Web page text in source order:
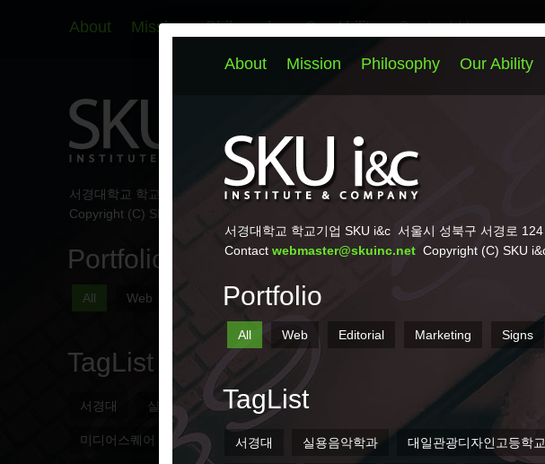
About Mission Philosophy Our Ability Contact Us
서경대학교 학교기업 SKU i&c 서울시 성북구 서경로 124 서경대학교 은주1관 101호
Copyright (C) SKU i&c All Rights Reserved.
Portfolio
All Web Editorial Marketing
TagList
서경대 실용음악학과 대일관광디자인고등학교 평생교육원
미디어스퀘어 SKUinc웹툰 SKUi&c 홍보리플릿 매거진 skuinc